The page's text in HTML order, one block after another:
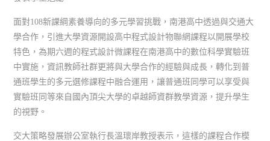
面對108新課綱素養導向的多元學習挑戰，南港高中透過與交通大
學合作，引進大學資源開設高中程式設計物聯網課程以開展學校
特色，為期六週的程式設計微課程在南港高中的數位科學實驗班
中實施，資訊教師社群更將與大學合作的經驗與成長，轉化到普
通班學生的多元選修課程中融合運用，讓普通班同學可以享受與
實驗班同等來自國內頂尖大學的卓越師資群教學資源，提升學生
的視野。
交大策略發展辦公室執行長溫瓌岸教授表示，這樣的課程合作模